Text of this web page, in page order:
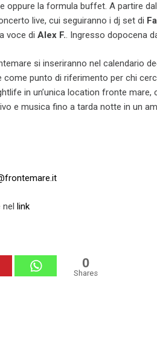
oppure la formula buffet. A partire
live, cui seguiranno i dj set di
voce di Alex F.. Ingresso dopocena
si inseriranno nel calendario
punto di riferimento per chi
in un’unica location fronte mare,
e musica fino a tarda notte in un
nel link
0
Shares